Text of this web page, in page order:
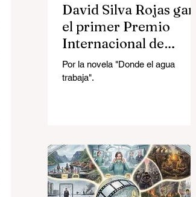
David Silva Rojas ganó
el primer Premio
Internacional de
Novela Breve Almadía
Ventosa-Arrufat
Por la novela "Donde el agua
trabaja".